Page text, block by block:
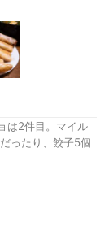
は2件目。マイル
ったり、餃子5個